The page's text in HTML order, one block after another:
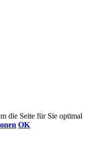
die Seite für Sie optimal
OK